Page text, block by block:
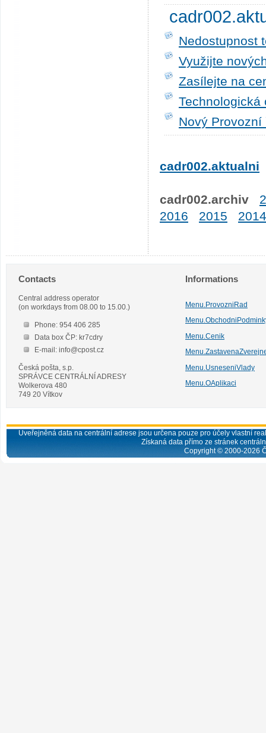
Nedostupnost
Využijte
Zasílejte na
Technologická
Nový
cadr002.aktualni
cadr002.archiv
2016
2015 2014
Contacts
Central address operator
(on workdays from 08.00 to 15.00.)
Phone: 954 406 285
Data box ČP: kr7cdry
E-mail: info@cpost.cz
Česká pošta, s.p.
SPRÁVCE CENTRÁLNÍ ADRESY
Wolkerova 480
749 20 Vítkov
Informations
Menu.ProvozniRad
Menu.Cenik
Menu.UsneseniVlady
Menu.OAplikaci
Uveřejněná data na centrální adrese jsou určena pouze pro účely vlastní
Získaná data přímo ze stránek
Copyright © 2000-2026